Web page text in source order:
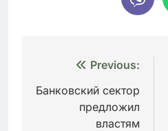
Навигация
по
записям
Previous:
Банковский сектор
предложил
властям